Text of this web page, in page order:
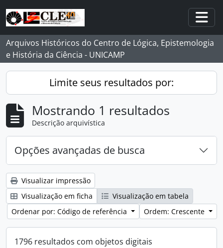
Skip to main content
Arquivos Históricos do Centro de Lógica, Epistemologia
e História da Ciência - UNICAMP
Limite seus resultados por:
Mostrando 1 resultados
Descrição arquivística
Opções avançadas de busca
Visualizar impressão
Visualização em ficha
Visualização em tabela
Ordenar por: Código de referência
Ordem: Crescente
1796 resultados com objetos digitais